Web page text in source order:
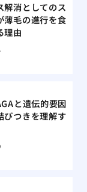
解消としてのス
薄毛の進行を食
理由
と遺伝的要因
びつきを理解す